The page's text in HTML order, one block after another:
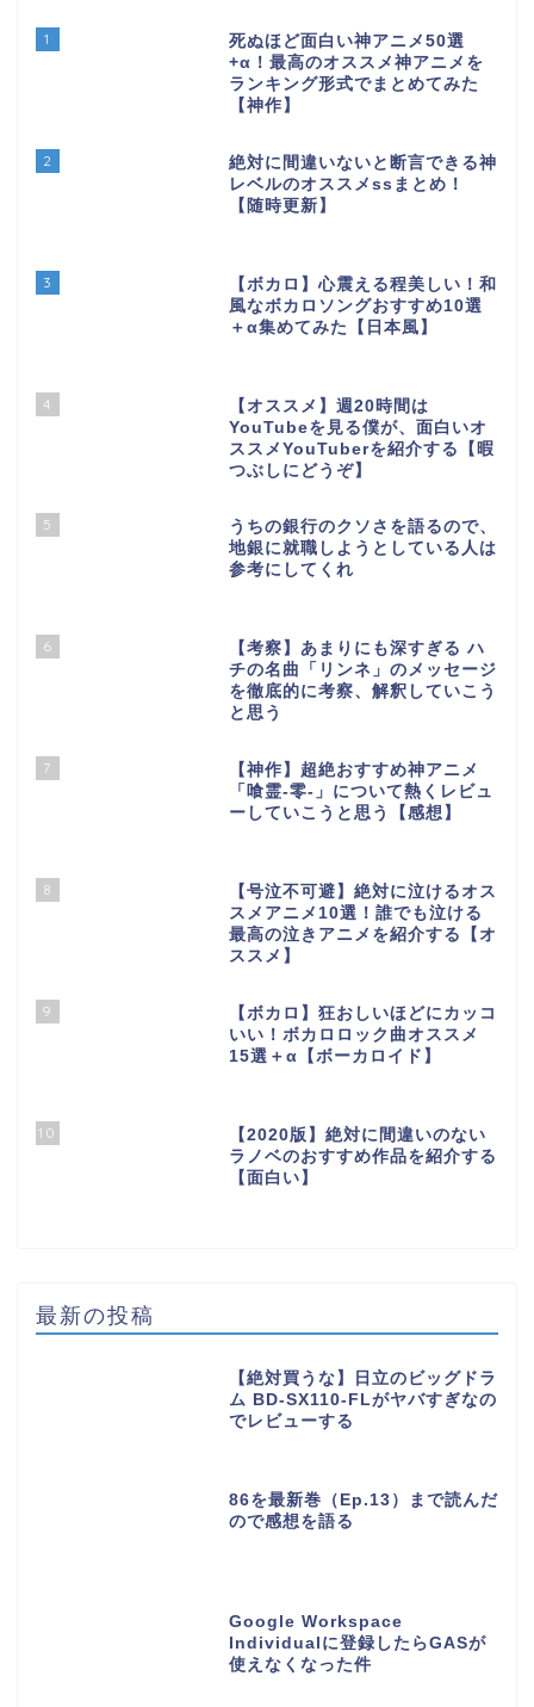
1
死ぬほど面白い神アニメ50選
+α！最高のオススメ神アニメを
ランキング形式でまとめてみた
【神作】
2
絶対に間違いないと断言できる神
レベルのオススメssまとめ！
【随時更新】
3
【ボカロ】心震える程美しい！和
風なボカロソングおすすめ10選
＋α集めてみた【日本風】
4
【オススメ】週20時間は
YouTubeを見る僕が、面白いオ
ススメYouTuberを紹介する【暇
つぶしにどうぞ】
5
うちの銀行のクソさを語るので、
地銀に就職しようとしている人は
参考にしてくれ
6
【考察】あまりにも深すぎる ハ
チの名曲「リンネ」のメッセージ
を徹底的に考察、解釈していこう
と思う
7
【神作】超絶おすすめ神アニメ
「喰霊-零-」について熱くレビュ
ーしていこうと思う【感想】
8
【号泣不可避】絶対に泣けるオス
スメアニメ10選！誰でも泣ける
最高の泣きアニメを紹介する【オ
ススメ】
9
【ボカロ】狂おしいほどにカッコ
いい！ボカロロック曲オススメ
15選＋α【ボーカロイド】
10
【2020版】絶対に間違いのない
ラノベのおすすめ作品を紹介する
【面白い】
最新の投稿
【絶対買うな】日立のビッグドラ
ム BD-SX110-FLがヤバすぎなの
でレビューする
86を最新巻（Ep.13）まで読んだ
ので感想を語る
Google Workspace
Individualに登録したらGASが
使えなくなった件